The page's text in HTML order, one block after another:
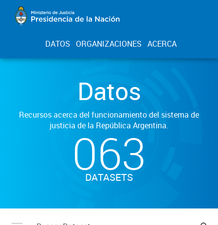
DATOS ORGANIZACIONES ACERCA
Datos
Recursos acerca del funcionamiento del sistema de
justicia de la República Argentina.
063
DATASETS